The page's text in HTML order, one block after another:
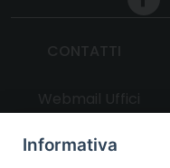
Informativa